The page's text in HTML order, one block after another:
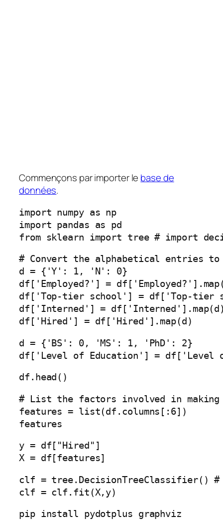
Commençons par importer le base de
données.
import numpy as np
import pandas as pd
from sklearn import tree # import
# Convert the alphabetical entries to
d = {'Y': 1, 'N': 0}
df['Employed?'] =
df['Top-tier school'] = df['Top-tier
df['Interned'] =
df['Hired'] = df['Hired'].map(d)
d = {'BS': 0, 'MS': 1, 'PhD': 2}
df['Level of Education'] = df['Level
df.head()
# List the factors involved in
features = list(df.columns[:6])
features
y = df["Hired"]
X = df[features]
clf = tree.DecisionTreeClassifier()
clf = clf.fit(X,y)
pip install pydotplus graphviz